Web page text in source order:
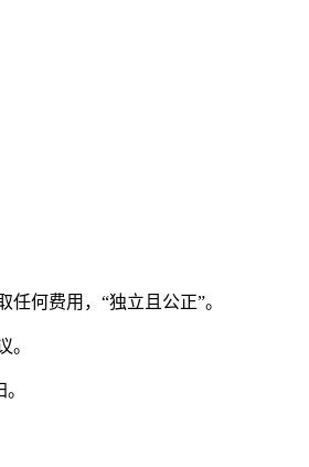
何费用，“独立且公正”。
。